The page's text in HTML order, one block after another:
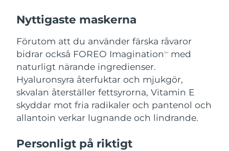
Nyttigaste maskerna
Förutom att du använder färska råvaror
bidrar också FOREO ImaginationTM
med
naturligt närande ingredienser.
Hyaluronsyra återfuktar och mjukgör,
skvalan återställer fettsyrorna, Vitamin E
skyddar mot fria radikaler och pantenol och
allantoin verkar lugnande och lindrande.
Personligt på riktigt
Rumänien
09/08/2026
Ryssland Förväntad leverans
Saudiarabien Förväntad leverans 10/08/2026
Singapore Förväntad leverans
Slovakien